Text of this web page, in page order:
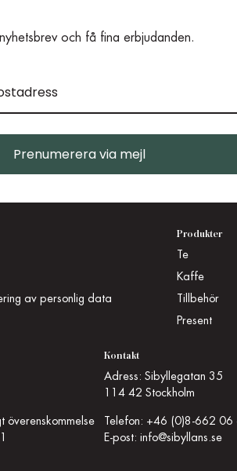
och få fina erbjudanden.
Prenumerera via mejl
av personlig data
Produkter
Te
Kaffe
Tillbehör
Present
överenskommelse
Kontakt
Adress: Sibyllegatan 35
114 42 Stockholm
Telefon: +46 (0)8-662 06
E-post: info@sibyllans.se